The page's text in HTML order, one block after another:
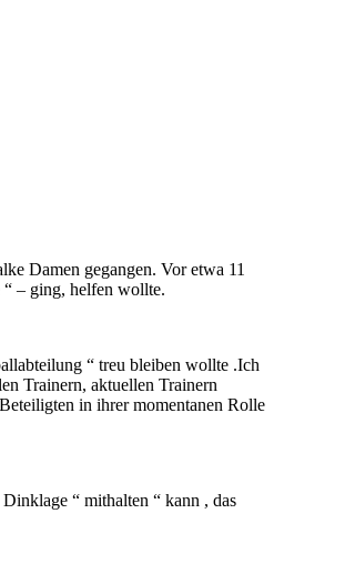
Damen gegangen. Vor etwa 11
– ging, helfen wollte.
“ treu bleiben wollte .Ich
Trainern, aktuellen Trainern
in ihrer momentanen Rolle
“ mithalten “ kann , das